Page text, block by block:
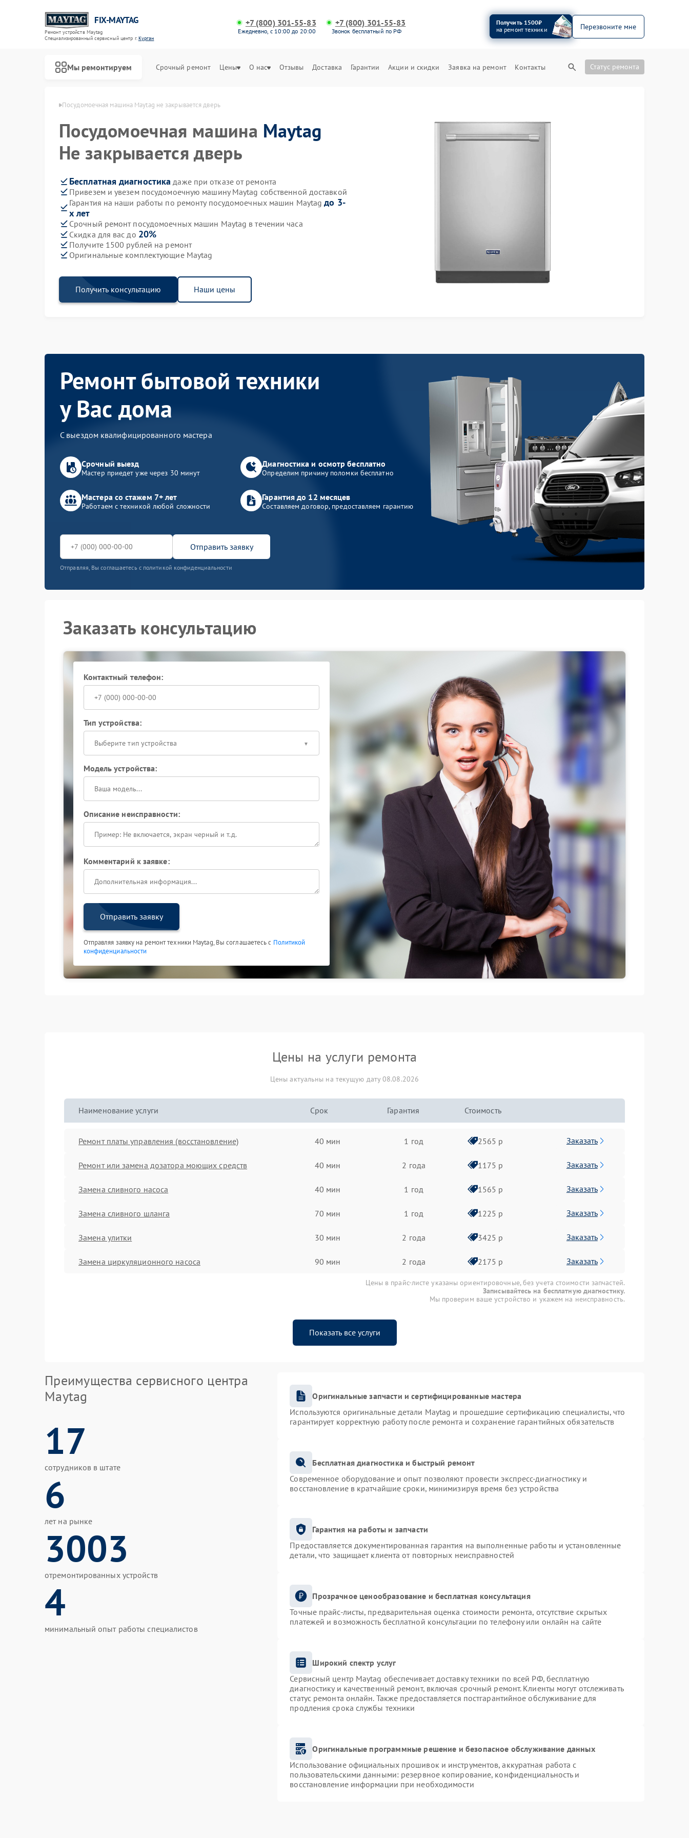
FIX-MAYTAG
Ремонт устройств Maytag
Специализированный cервисный центр г.Курган
+7 (800) 301-55-83
Ежедневно, с 10:00 до 20:00
+7 (800) 301-55-83
Звонок бесплатный по РФ
Получить 1500₽
на ремонт техники
Перезвоните мне
Мы ремонтируем Срочный ремонт Цены О нас Отзывы Доставка Гарантии Акции и скидки Заявка на ремонт Контакты Статус ремонта
Maytag в Кургане Посудомоечная машина Maytag не закрывается дверь
Посудомоечная машина Maytag
Не закрывается дверь
Бесплатная диагностика даже при отказе от ремонта
Привезем и увезем посудомоечную машину Maytag собственной доставкой
Гарантия на наши работы по ремонту посудомоечных машин Maytagдо 3-
х лет
Срочный ремонт посудомоечных машин Maytag в течении часа
Скидка для вас до 20%
Получите 1500 рублей на ремонт
Оригинальные комплектующие Maytag
Получить консультацию Наши цены
Ремонт бытовой техники
у Вас дома
С выездом квалифицированного мастера
Срочный выезд
Мастер приедет уже через 30 минут
Диагностика и осмотр бесплатно
Определим причину поломки бесплатно
Мастера со стажем 7+ лет
Работаем с техникой любой сложности
Гарантия до 12 месяцев
Составляем договор, предоставляем гарантию
Отправить заявку
Отправляя, Вы соглашаетесь с политикой конфиденциальности
Заказать консультацию
Контактный телефон:
Тип устройства:
Выберите тип устройства
Модель устройства:
Описание неисправности:
Комментарий к заявке:
Отправить заявку
Отправляя заявку на ремонт техники Maytag, Вы соглашаетесь с Политикой
конфиденциальности
Цены на услуги ремонта
Цены актуальны на текущую дату 08.08.2026
Наименование услуги Срок Гарантия Стоимость
Ремонт платы управления (восстановление) 40 мин 1 год 2565 р Заказать
Ремонт или замена дозатора моющих средств 40 мин 2 года 1175 р Заказать
Замена сливного насоса 40 мин 1 год 1565 р Заказать
Замена сливного шланга 70 мин 1 год 1225 р Заказать
Замена улитки 30 мин 2 года 3425 р Заказать
Замена циркуляционного насоса 90 мин 2 года 2175 р Заказать
Цены в прайс-листе указаны ориентировочные, без учета стоимости запчастей.
Записывайтесь на бесплатную диагностику.
Мы проверим ваше устройство и укажем на неисправность.
Показать все услуги
Преимущества сервисного центра
Maytag
17
сотрудников в штате
6
лет на рынке
3003
отремонтированных устройств
4
минимальный опыт работы специалистов
Оригинальные запчасти и сертифицированные мастера
Используются оригинальные детали Maytag и прошедшие сертификацию специалисты, что
гарантирует корректную работу после ремонта и сохранение гарантийных обязательств
Бесплатная диагностика и быстрый ремонт
Современное оборудование и опыт позволяют провести экспресс-диагностику и
восстановление в кратчайшие сроки, минимизируя время без устройства
Гарантия на работы и запчасти
Предоставляется документированная гарантия на выполненные работы и установленные
детали, что защищает клиента от повторных неисправностей
Прозрачное ценообразование и бесплатная консультация
Точные прайс-листы, предварительная оценка стоимости ремонта, отсутствие скрытых
платежей и возможность бесплатной консультации по телефону или онлайн на сайте
Широкий спектр услуг
Сервисный центр Maytag обеспечивает доставку техники по всей РФ, бесплатную
диагностику и качественный ремонт, включая срочный ремонт. Клиенты могут отслеживать
статус ремонта онлайн. Также предоставляется постгарантийное обслуживание для
продления срока службы техники
Оригинальные программные решение и безопасное обслуживание данных
Использование официальных прошивок и инструментов, аккуратная работа с
пользовательскими данными: резервное копирование, конфиденциальность и
восстановление информации при необходимости